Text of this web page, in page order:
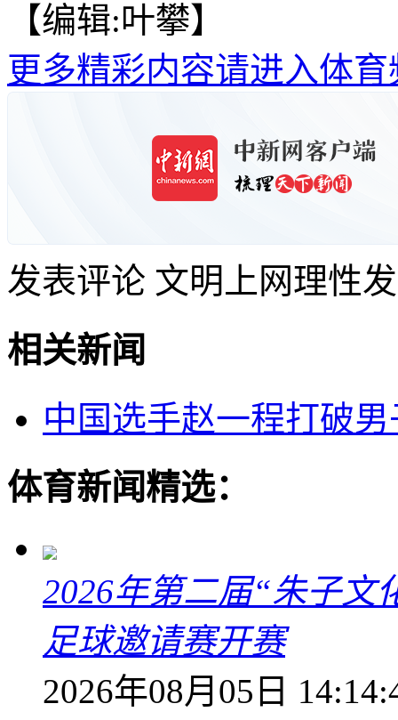
【编辑:叶攀】
更多精彩内容请进入体育
发表评论 文明上网理性
相关新闻
中国选手赵一程打破
体育新闻精选：
2026年第二届“朱子文
足球邀请赛开赛
2026年08月05日